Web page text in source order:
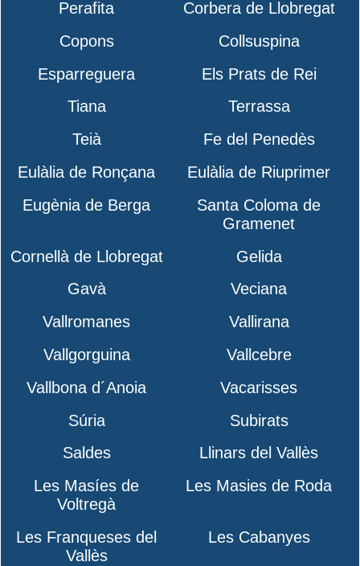
Perafita
Corbera de Llobregat
Copons
Collsuspina
Esparreguera
Els Prats de Rei
Tiana
Terrassa
Teià
Fe del Penedès
Eulàlia de Ronçana
Eulàlia de Riuprimer
Eugènia de Berga
Santa Coloma de
Gramenet
Cornellà de Llobregat
Gelida
Gavà
Veciana
Vallromanes
Vallirana
Vallgorguina
Vallcebre
Vallbona d´Anoia
Vacarisses
Súria
Subirats
Saldes
Llinars del Vallès
Les Masíes de
Voltregà
Les Masies de Roda
Les Franqueses del
Vallès
Les Cabanyes